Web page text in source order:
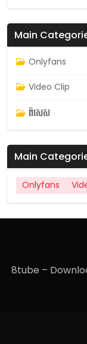
Main
Onlyfans
Video Clip
ពិសេស
Main
Onlyfans
8tube –